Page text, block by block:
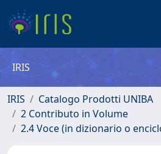
IRIS
IRIS
Catalogo Prodotti UNIBA
2 Contributo in Volume
2.4 Voce (in dizionario o